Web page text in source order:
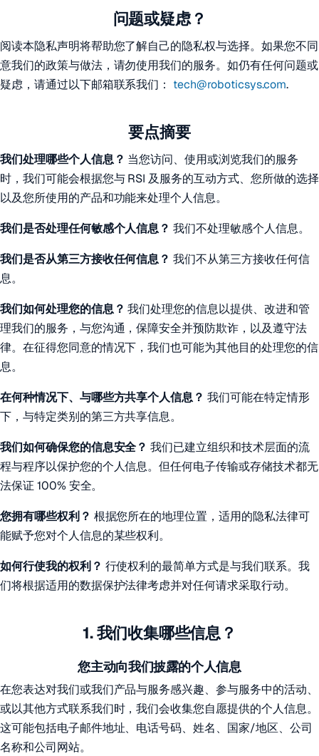
问题或疑虑？
阅读本隐私声明将帮助您了解自己的隐私权与选择。如果您不同
意我们的政策与做法，请勿使用我们的服务。如仍有任何问题或
疑虑，请通过以下邮箱联系我们： tech@roboticsys.com.
要点摘要
我们处理哪些个人信息？ 当您访问、使用或浏览我们的服务
时，我们可能会根据您与 RSI 及服务的互动方式、您所做的选择
以及您所使用的产品和功能来处理个人信息。
我们是否处理任何敏感个人信息？ 我们不处理敏感个人信息。
我们是否从第三方接收任何信息？ 我们不从第三方接收任何信
息。
我们如何处理您的信息？ 我们处理您的信息以提供、改进和管
理我们的服务，与您沟通，保障安全并预防欺诈，以及遵守法
律。在征得您同意的情况下，我们也可能为其他目的处理您的信
息。
在何种情况下、与哪些方共享个人信息？ 我们可能在特定情形
下，与特定类别的第三方共享信息。
我们如何确保您的信息安全？ 我们已建立组织和技术层面的流
程与程序以保护您的个人信息。但任何电子传输或存储技术都无
法保证 100% 安全。
您拥有哪些权利？ 根据您所在的地理位置，适用的隐私法律可
能赋予您对个人信息的某些权利。
如何行使我的权利？ 行使权利的最简单方式是与我们联系。我
们将根据适用的数据保护法律考虑并对任何请求采取行动。
1. 我们收集哪些信息？
您主动向我们披露的个人信息
在您表达对我们或我们产品与服务感兴趣、参与服务中的活动、
或以其他方式联系我们时，我们会收集您自愿提供的个人信息。
这可能包括电子邮件地址、电话号码、姓名、国家/地区、公司
名称和公司网站。